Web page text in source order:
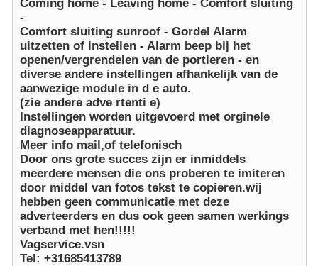
Coming home - Leaving home - Comfort sluiting
-
Comfort sluiting sunroof - Gordel Alarm
uitzetten of instellen - Alarm beep bij het
openen/vergrendelen van de portieren - en
diverse andere instellingen afhankelijk van de
aanwezige module in d e auto.
(zie andere adve rtenti e)
Instellingen worden uitgevoerd met orginele
diagnoseapparatuur.
Meer info mail,of telefonisch
Door ons grote succes zijn er inmiddels
meerdere mensen die ons proberen te imiteren
door middel van fotos tekst te copieren.wij
hebben geen communicatie met deze
adverteerders en dus ook geen samen werkings
verband met hen!!!!!
Vagservice.vsn
Tel: +31685413789